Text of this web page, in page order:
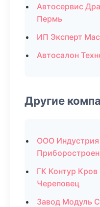
Автосервис
Пермь
ИП Эксперт
Автосалон
Другие
ООО
ГК Контур
Череповец
Завод Модуль